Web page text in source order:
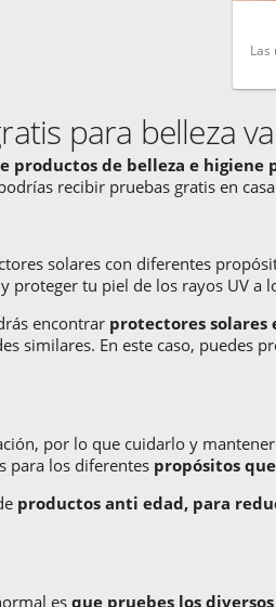
Las
para belleza
productos de belleza e higiene
recibir pruebas gratis en
solares con diferentes
y proteger tu piel de los rayos UV a
encontrar protectores solares
similares. En este caso, puedes
por lo que cuidarlo y
para los diferentes propósitos
productos anti edad, para
esque pruebes los